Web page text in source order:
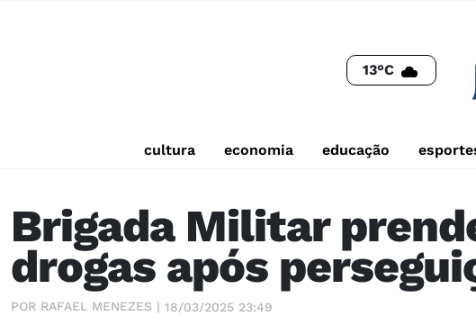
13°C
cultura economia educação
Brigada Militar
drogas após
POR RAFAEL MENEZES | 18/03/2025 23:49